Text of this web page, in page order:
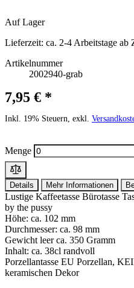
Auf Lager
Lieferzeit: ca. 2-4 Arbeitstage ab
Artikelnummer
2002940-grab
7,95 € *
Inkl. 19% Steuern, exkl.
Menge
Details Mehr Informationen
Lustige Kaffeetasse Bürotasse
by the pussy
Höhe: ca. 102 mm
Durchmesser: ca. 98 mm
Gewicht leer ca. 350 Gramm
Inhalt: ca. 38cl randvoll
Porzellantasse EU Porzellan,
keramischen Dekor